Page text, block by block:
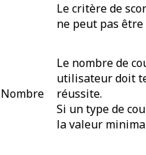
Le critère de
ne peut pas être
Nombre
Le nombre de
utilisateur doit
réussite.
Si un type de
la valeur